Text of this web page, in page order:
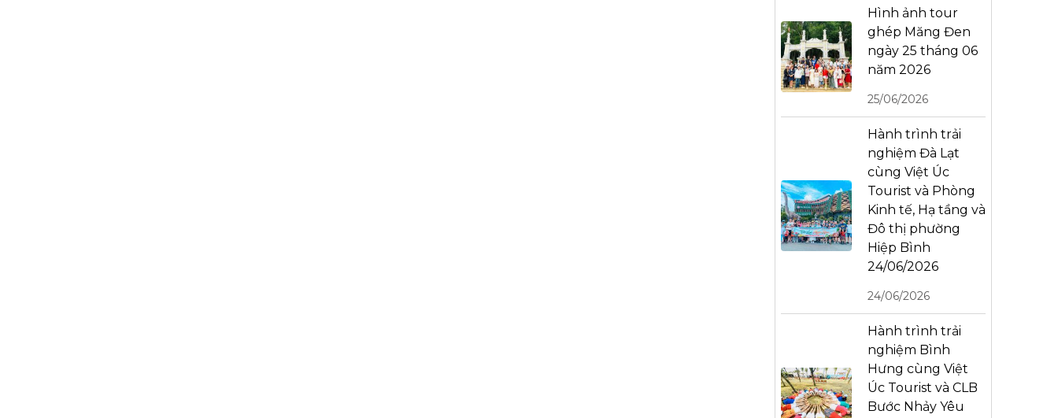
Hình ảnh tour
ghép Măng Đen
ngày 25 tháng 06
năm 2026
25/06/2026
Hành trình trải
nghiệm Đà Lạt
cùng Việt Úc
Tourist và Phòng
Kinh tế, Hạ tầng và
Đô thị phường
Hiệp Bình
24/06/2026
24/06/2026
Hành trình trải
nghiệm Bình
Hưng cùng Việt
Úc Tourist và CLB
Bước Nhảy Yêu